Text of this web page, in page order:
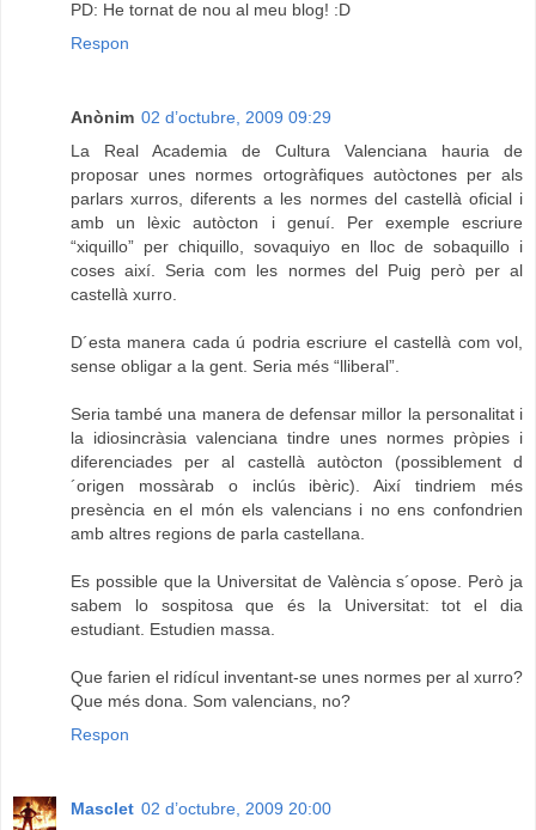
PD: He tornat de nou al meu blog! :D
Respon
Anònim 02 d’octubre, 2009 09:29
La Real Academia de Cultura Valenciana hauria de
proposar unes normes ortogràfiques autòctones per als
parlars xurros, diferents a les normes del castellà oficial i
amb un lèxic autòcton i genuí. Per exemple escriure
“xiquillo” per chiquillo, sovaquiyo en lloc de sobaquillo i
coses així. Seria com les normes del Puig però per al
castellà xurro.
D´esta manera cada ú podria escriure el castellà com vol,
sense obligar a la gent. Seria més “lliberal”.
Seria també una manera de defensar millor la personalitat i
la idiosincràsia valenciana tindre unes normes pròpies i
diferenciades per al castellà autòcton (possiblement d
´origen mossàrab o inclús ibèric). Així tindriem més
presència en el món els valencians i no ens confondrien
amb altres regions de parla castellana.
Es possible que la Universitat de València s´opose. Però ja
sabem lo sospitosa que és la Universitat: tot el dia
estudiant. Estudien massa.
Que farien el ridícul inventant-se unes normes per al xurro?
Que més dona. Som valencians, no?
Respon
Masclet 02 d’octubre, 2009 20:00